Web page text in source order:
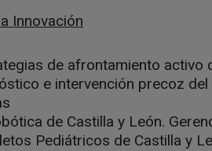
Innovación
de afrontamiento activo
e intervención precoz
de Castilla y León.
Pediátricos de Castilla y